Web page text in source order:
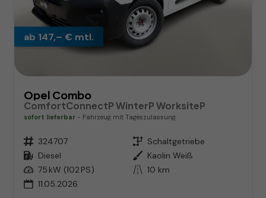
ab 147,– € mtl.
Opel Combo
ComfortConnectP WinterP WorksiteP
sofort lieferbar Fahrzeug mit Tageszulassung
Fahrzeugnr. 324707 Getriebe Schaltgetriebe
Kraftstoff Diesel Außenfarbe Kaolin Weiß
Leistung 75 kW (102 PS) Kilometerstand 10 km
11.05.2026